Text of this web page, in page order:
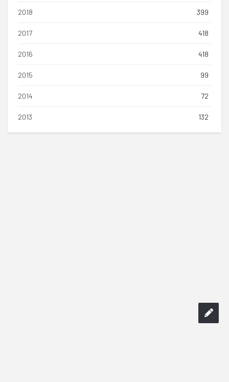
2018 399
2017 418
2016 418
2015 99
2014 72
2013 132